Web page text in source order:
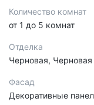
Количество комнат
от 1 до 5 комнат
Отделка
Черновая,
Фасад
Декоративные